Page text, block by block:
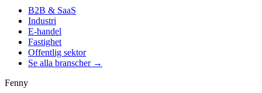
B2B & SaaS
Industri
E-handel
Fastighet
Offentlig sektor
Se alla branscher →
Fenny